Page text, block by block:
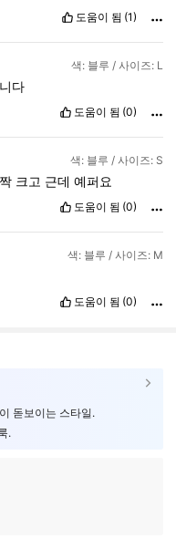
도움이 됨 (1)
색: 블루 / 사이즈: L
다
도움이 됨 (0)
색: 블루 / 사이즈: S
크고 근데예퍼요
도움이 됨 (0)
색: 블루 / 사이즈: M
도움이 됨 (0)
돋보이는 스타일.
.